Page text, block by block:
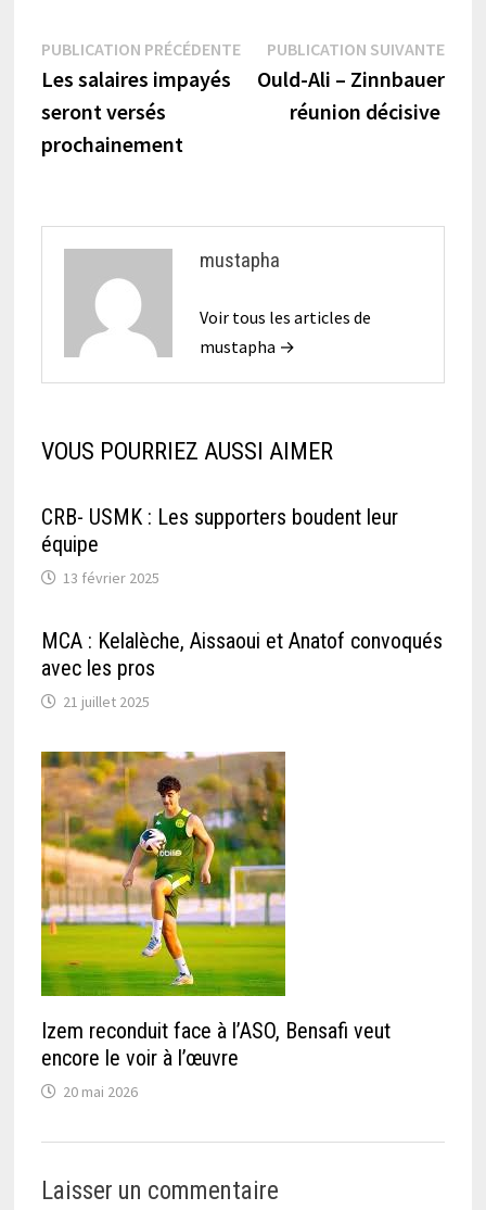
Navigation
de
l’article
PUBLICATION PRÉCÉDENTEPublication
précédente :
Les salaires impayés
seront versés
prochainement
PUBLICATION SUIVANTE
Ould-Ali – Zinnbauer
réunion décisive
mustapha
Voir tous les articles de
mustapha →
VOUS POURRIEZ AUSSI AIMER
CRB- USMK : Les supporters boudent leur
équipe
13 février 2025
MCA : Kelalèche, Aissaoui et Anatof convoqués
avec les pros
21 juillet 2025
Izem reconduit face à l’ASO, Bensafi veut
encore le voir à l’œuvre
20 mai 2026
Laisser un commentaire